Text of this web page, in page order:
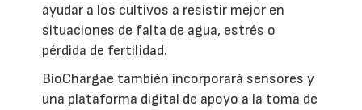
ayudar a los cultivos a resistir mejor en
situaciones de falta de agua, estrés o
pérdida de fertilidad.
BioChargae también incorporará sensores y
una plataforma digital de apoyo a la toma de